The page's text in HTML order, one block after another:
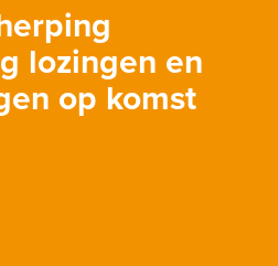
lozingen en
op komst